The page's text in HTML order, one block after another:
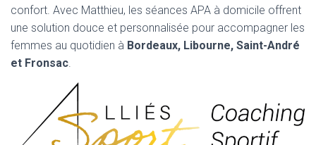
confort. Avec Matthieu, les séances APA à domicile offrent
une solution douce et personnalisée pour accompagner les
femmes au quotidien à Bordeaux, Libourne, Saint-André
et Fronsac.